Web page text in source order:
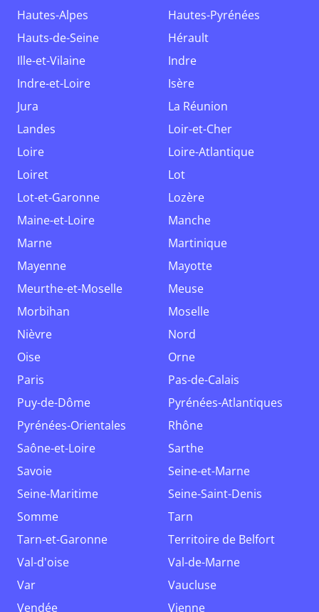
Hautes-Alpes
Hautes-Pyrénées
Hauts-de-Seine
Hérault
Ille-et-Vilaine
Indre
Indre-et-Loire
Isère
Jura
La Réunion
Landes
Loir-et-Cher
Loire
Loire-Atlantique
Loiret
Lot
Lot-et-Garonne
Lozère
Maine-et-Loire
Manche
Marne
Martinique
Mayenne
Mayotte
Meurthe-et-Moselle
Meuse
Morbihan
Moselle
Nièvre
Nord
Oise
Orne
Paris
Pas-de-Calais
Puy-de-Dôme
Pyrénées-Atlantiques
Pyrénées-Orientales
Rhône
Saône-et-Loire
Sarthe
Savoie
Seine-et-Marne
Seine-Maritime
Seine-Saint-Denis
Somme
Tarn
Tarn-et-Garonne
Territoire de Belfort
Val-d'oise
Val-de-Marne
Var
Vaucluse
Vendée
Vienne